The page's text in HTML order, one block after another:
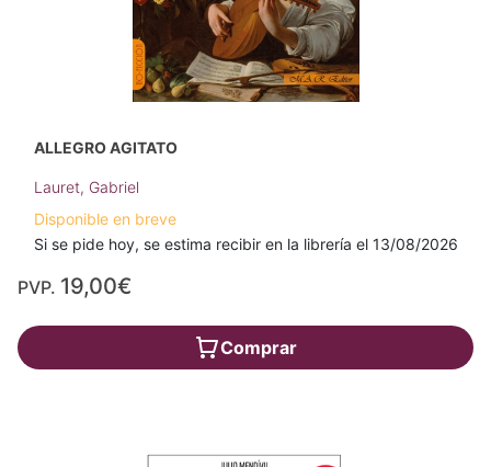
ALLEGRO AGITATO
Lauret, Gabriel
Disponible en breve
Si se pide hoy, se estima recibir en la librería el 13/08/2026
PVP. 19,00€
Comprar